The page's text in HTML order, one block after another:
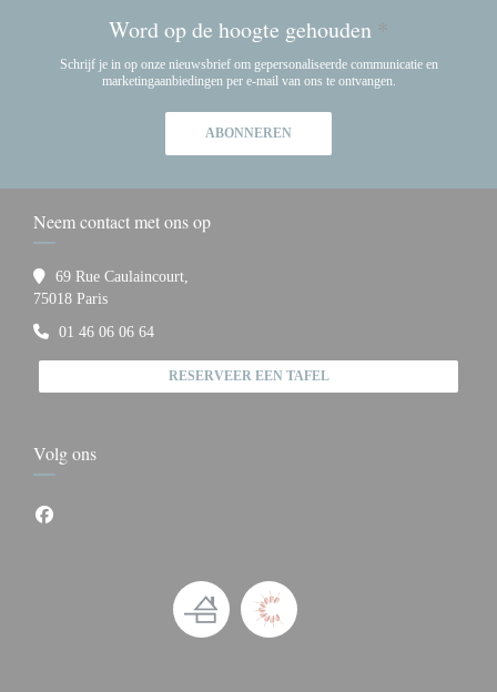
Word op de hoogte gehouden *
Schrijf je in op onze nieuwsbrief om gepersonaliseerde communicatie en
marketingaanbiedingen per e-mail van ons te ontvangen.
ABONNEREN
Neem contact met ons op
69 Rue Caulaincourt,
75018 Paris((opent in een nieuw venster))
01 46 06 06 64
RESERVEER EEN TAFEL
Volg ons
Facebook ((opent in een nieuw venster))